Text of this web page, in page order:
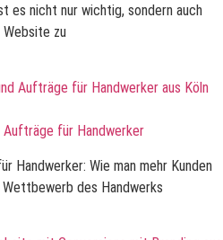
es nicht nur wichtig, sondern auch
zu
Aufträge für Handwerker
Handwerker: Wie man mehr Kunden
des Handwerks